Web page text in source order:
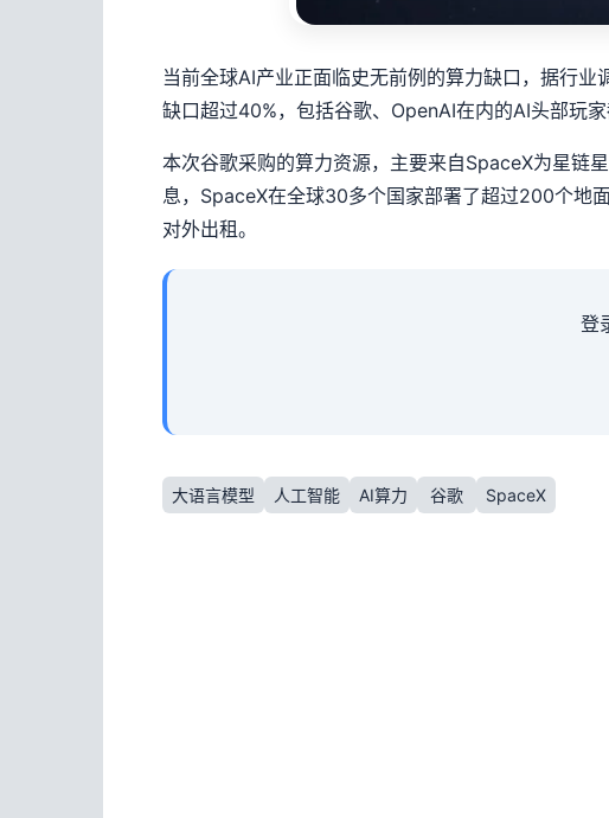
当前全球AI产业正面临史无前例的算力缺口，据行
缺口超过40%，包括谷歌、OpenAI在内的AI头部玩
本次谷歌采购的算力资源，主要来自SpaceX为星链
息，SpaceX在全球30多个国家部署了超过200个地
对外出租。
登
大语言模型 人工智能 AI算力 谷歌 SpaceX